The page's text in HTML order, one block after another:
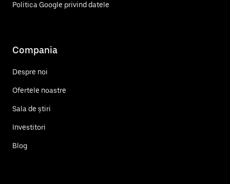
Politica Google privind datele
Compania
Despre noi
Ofertele noastre
Sala de știri
Investitori
Blog